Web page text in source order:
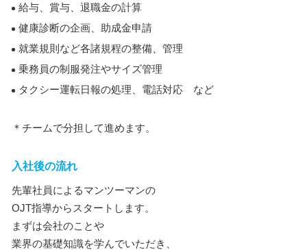
給与、賞与、退職金の計算
健康診断の企画、助成金申請
就業規則など各諸規程の整備、管理
乗務員の制服発注やサイズ管理
タクシー運転日報の処理、電話対応 など
＊チームで分担して進めます。
入社後の流れ
先輩社員によるマンツーマンの
OJT指導からスタートします。
まずは会社のことや
業界の基礎知識を学んでいただき、